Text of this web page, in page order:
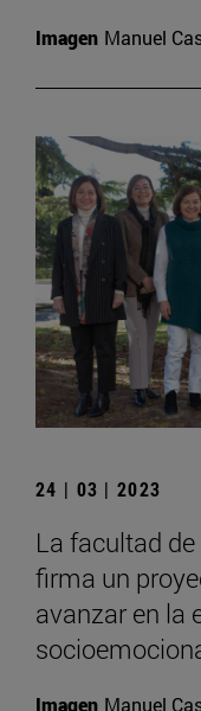
Imagen Manuel
24 | 03 | 2023
La facultad
firma un
avanzar en la
Imagen Manuel